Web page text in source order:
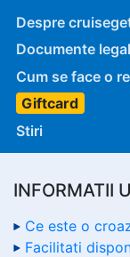
Despre
Documente
Cum se face o
Giftcard
Stiri
INFORMATII
Ce este o
Facilitati